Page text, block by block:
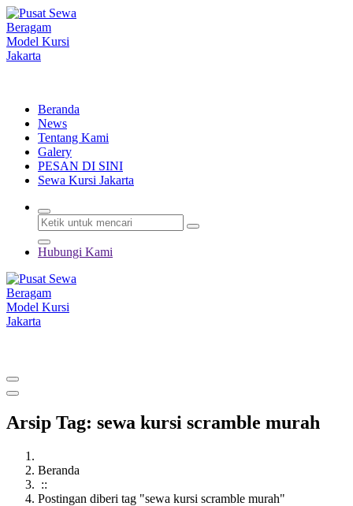
Lewati
ke
konten
Beranda
News
Tentang Kami
Galery
PESAN DI SINI
Sewa Kursi Jakarta
Hubungi Kami
Arsip Tag: sewa kursi scramble murah
Beranda
::
Postingan diberi tag "sewa kursi scramble murah"